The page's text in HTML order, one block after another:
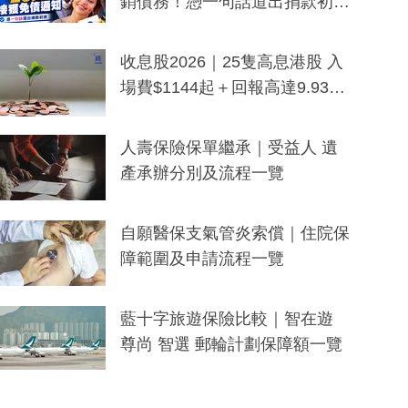
一度被誤當詐騙手段
收息股2026｜25隻高息港股 入
場費$1144起＋回報高達9.93
人壽保險保單繼承｜受益人 遺
產承辦分別及流程一覽
自願醫保支氣管炎索償｜住院保
障範圍及申請流程一覽
藍十字旅遊保險比較｜智在遊
尊尚 智選 郵輪計劃保障額一覽